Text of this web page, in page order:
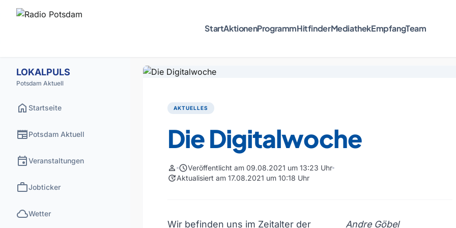
StartAktionenProgrammHitfinderMediathekEmpfangTeam
LOKALPULS
Potsdam Aktuell
home Startseite
newspaperPotsdam Aktuell
eventVeranstaltungen
workJobticker
cloudWetter
AKTUELLES
Die Digitalwoche
person scheduleVeröffentlicht am 09.08.2021 um 13:23 Uhr
updateAktualisiert am 17.08.2021 um 10:18 Uhr
Andre Göbel
Wir befinden uns im Zeitalter der